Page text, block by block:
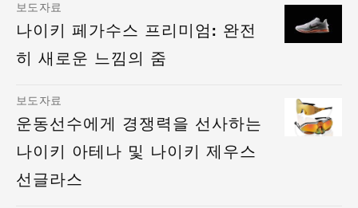
보도자료
나이키 페가수스 프리미엄: 완전
히 새로운 느낌의 줌
보도자료
운동선수에게 경쟁력을 선사하는
나이키 아테나 및 나이키 제우스
선글라스